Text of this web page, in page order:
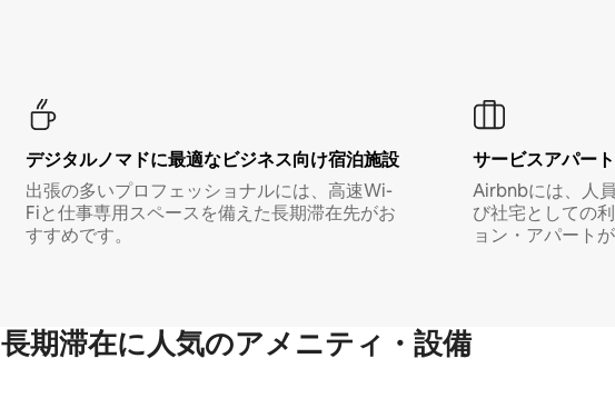
デジタルノマド⁠に最⁠適⁠なビ⁠ジ⁠ネ⁠ス⁠向⁠け宿⁠泊⁠施⁠設
出張の多いプロフェッショナルには、高速Wi-
Fiと仕事専用スペースを備えた長期滞在先がお
すすめです。
サービスアパー
Airbnbには、人
び社宅としての
ョン・アパート
長期滞在に人気のアメニティ・設備